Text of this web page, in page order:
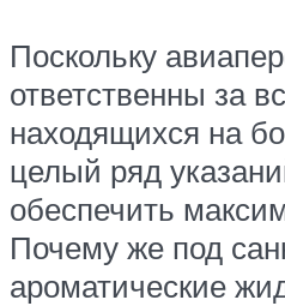
Поскольку
ответственны за
находящихся на
целый ряд
обеспечить
Почему же под
ароматические